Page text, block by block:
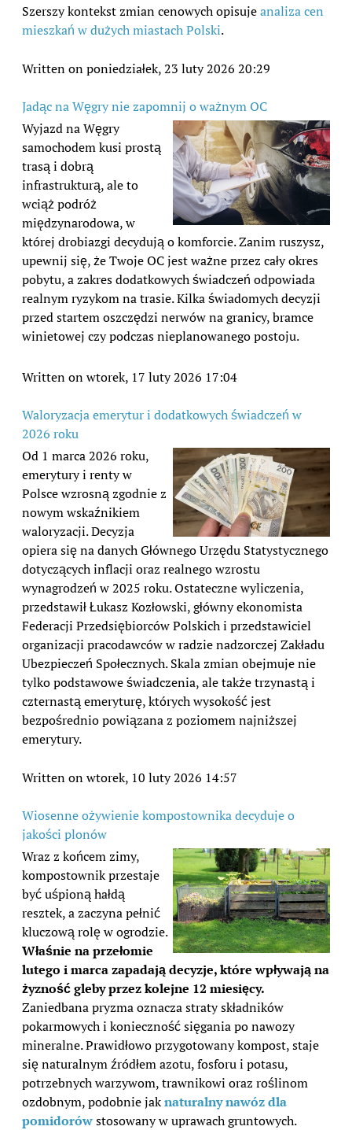
Szerszy kontekst zmian cenowych opisujeanaliza cen
mieszkań w dużych miastach Polski.
Written on poniedziałek, 23 luty 2026 20:29
Jadąc na Węgry nie zapomnij o ważnym OC
Wyjazd na Węgry
samochodem kusi prostą
trasą i dobrą
infrastrukturą, ale to
wciąż podróż
międzynarodowa, w
której drobiazgi decydują o komforcie. Zanim ruszysz,
upewnij się, że Twoje OC jest ważne przez cały okres
pobytu, a zakres dodatkowych świadczeń odpowiada
realnym ryzykom na trasie. Kilka świadomych decyzji
przed startem oszczędzi nerwów na granicy, bramce
winietowej czy podczas nieplanowanego postoju.
Written on wtorek, 17 luty 2026 17:04
Waloryzacja emerytur i dodatkowych świadczeń w
2026 roku
Od 1 marca 2026 roku,
emerytury i renty w
Polsce wzrosną zgodnie z
nowym wskaźnikiem
waloryzacji. Decyzja
opiera się na danych Głównego Urzędu Statystycznego
dotyczących inflacji oraz realnego wzrostu
wynagrodzeń w 2025 roku. Ostateczne wyliczenia,
przedstawił Łukasz Kozłowski, główny ekonomista
Federacji Przedsiębiorców Polskich i przedstawiciel
organizacji pracodawców w radzie nadzorczej Zakładu
Ubezpieczeń Społecznych. Skala zmian obejmuje nie
tylko podstawowe świadczenia, ale także trzynastą i
czternastą emeryturę, których wysokość jest
bezpośrednio powiązana z poziomem najniższej
emerytury.
Written on wtorek, 10 luty 2026 14:57
Wiosenne ożywienie kompostownika decyduje o
jakości plonów
Wraz z końcem zimy,
kompostownik przestaje
być uśpioną hałdą
resztek, a zaczyna pełnić
kluczową rolę w ogrodzie.
Właśnie na przełomie
lutego i marca zapadają decyzje, które wpływają na
żyzność gleby przez kolejne 12 miesięcy.
Zaniedbana pryzma oznacza straty składników
pokarmowych i konieczność sięgania po nawozy
mineralne. Prawidłowo przygotowany kompost, staje
się naturalnym źródłem azotu, fosforu i potasu,
potrzebnych warzywom, trawnikowi oraz roślinom
ozdobnym, podobnie jaknaturalny nawóz dla
pomidorówstosowany w uprawach gruntowych.